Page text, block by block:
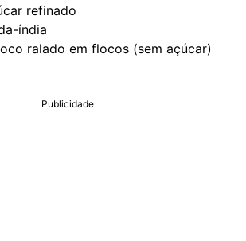
refinado
índia
ralado em flocos (sem açúcar)
Publicidade